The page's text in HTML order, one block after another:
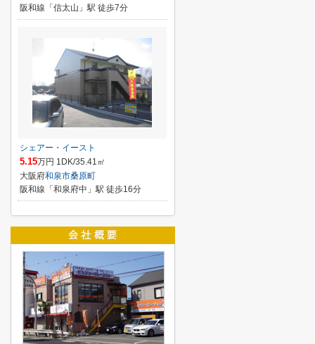
阪和線「信太山」駅 徒歩7分
シェアー・イースト
5.15万円 1DK/35.41㎡
大阪府和泉市桑原町
阪和線「和泉府中」駅 徒歩16分